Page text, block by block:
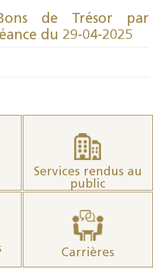
de Trésor par
du 29-04-2025
Services rendus au
public
Carrières